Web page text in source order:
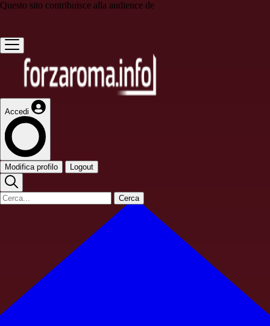
Questo sito contribuisce alla audience de
Accedi
Modifica profilo Logout
Cerca